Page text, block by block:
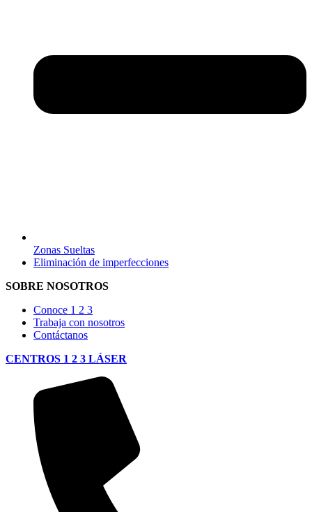
Zonas Sueltas
Eliminación de imperfecciones
SOBRE NOSOTROS
Conoce 1 2 3
Trabaja con nosotros
Contáctanos
CENTROS 1 2 3 LÁSER